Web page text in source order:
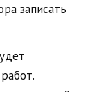
записать